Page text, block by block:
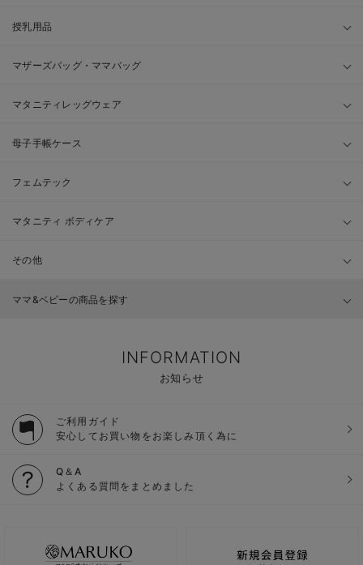
授乳用品
マザーズバッグ・ママバッグ
マタニティレッグウェア
母子手帳ケース
フェムテック
マタニティ ボディケア
その他
ママ&ベビーの商品を探す
INFORMATION
お知らせ
ご利用ガイド
安心してお買い物をお楽しみ頂く為に
Q＆A
よくある質問をまとめました